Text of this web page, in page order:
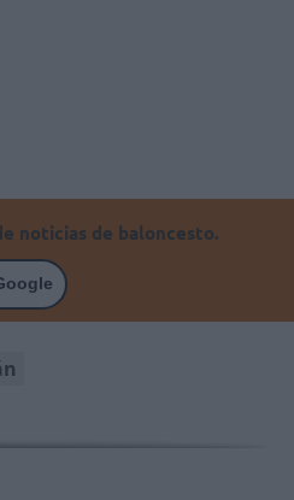
noticias de baloncesto.